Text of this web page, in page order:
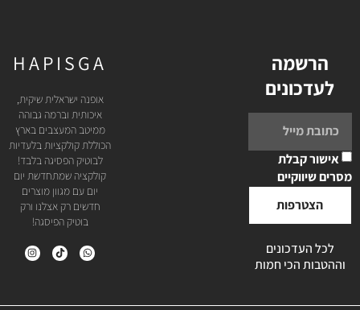
הרשמה
לעדכונים
אישור קבלת
מסרים שיווקיים
הצטרפות
לכל העדכונים
וההטבות הכי חמות
HAPISGA
אופנה ישראלית שיקית,
איכותית וברמה גבוהה
ממיטב המעצבים בארץ
הכוללת קולקציות בלעדיות
לבוטיק הפסיגה בלבד!
קולקציה שמתחדשת יום
יום עם מגוון מוצרים
חדשים רק אצלנו ורק
בוטיק הפיסגה!